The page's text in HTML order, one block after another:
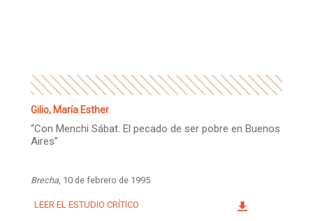
Gilio, María Esther
“Con Menchi Sábat. El pecado de ser pobre en Buenos
Aires”
Brecha , 10 de febrero de 1995
LEER EL ESTUDIO CRÍTICO